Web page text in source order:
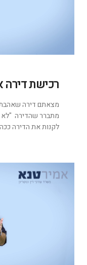
רכישת
מצאתם דירה
מתברר שהדירה
לקנות את הדירה